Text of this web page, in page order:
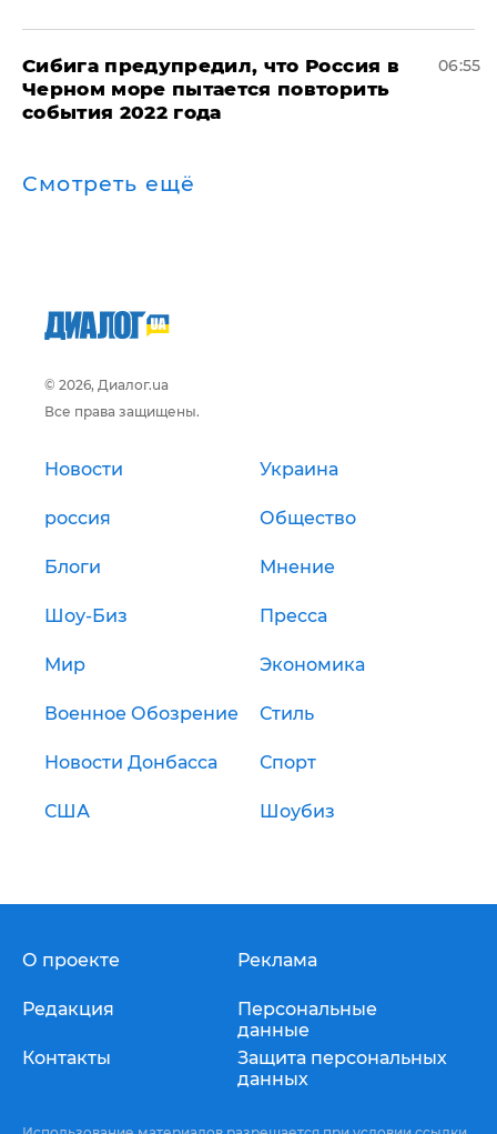
Сибига предупредил, что Россия в
Черном море пытается повторить
события 2022 года
06:55
Смотреть ещё
© 2026, Диалог.ua
Все права защищены.
Новости Украина
россия Общество
Блоги Мнение
Шоу-Биз Пресса
Мир Экономика
Военное Обозрение Стиль
Новости Донбасса Спорт
США Шоубиз
О проекте
Редакция
Контакты
Реклама
Персональные
данные
Защита персональных
данных